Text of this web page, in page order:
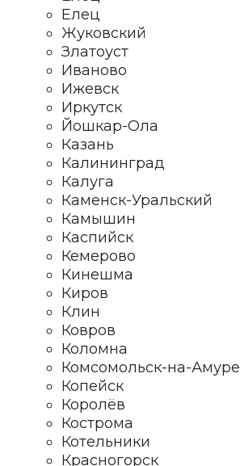
Елец
Жуковский
Златоуст
Иваново
Ижевск
Иркутск
Йошкар-Ола
Казань
Калининград
Калуга
Каменск-Уральский
Камышин
Каспийск
Кемерово
Кинешма
Киров
Клин
Ковров
Коломна
Комсомольск-на-Амуре
Копейск
Королёв
Кострома
Котельники
Красногорск